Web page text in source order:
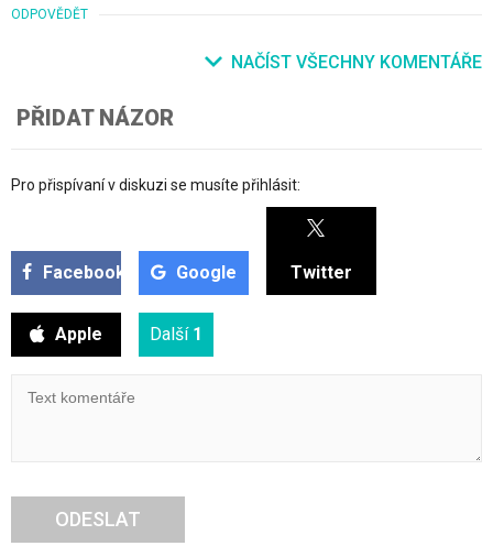
ODPOVĚDĚT
NAČÍST VŠECHNY KOMENTÁŘE
PŘIDAT NÁZOR
Pro přispívaní v diskuzi se musíte přihlásit:
Facebook Google Twitter
Apple Další 1
ODESLAT